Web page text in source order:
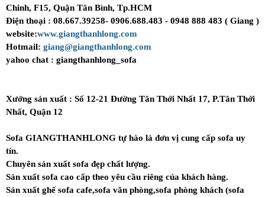
Chinh, F15, Quận Tân Bình, Tp.HCM
Điện thoại : 08.667.39258- 0906.688.483 - 0948 888 483 ( Giang )
website:www.giangthanhlong.com
Hotmail: giang@giangthanhlong.com
yahoo chat : giangthanhlong_sofa
Xưởng sản xuất : Số 12-21 Đường Tân Thới Nhất 17, P.Tân Thới
Nhất, Quận 12
Sofa GIANGTHANHLONG tự hào là đơn vị cung cấp sofa uy
tín.
Chuyên sản xuất sofa đẹp chất lượng.
Sản xuất sofa cao cấp theo yêu cầu riêng của khách hàng.
Sản xuất ghế sofa cafe,sofa văn phòng,sofa phòng khách (sofa